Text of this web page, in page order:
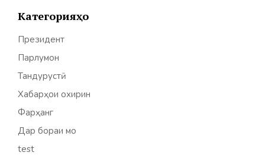
Категорияҳо
Президент
Парлумон
Тандурустӣ
Хабарҳои охирин
Фарҳанг
Дар бораи мо
test